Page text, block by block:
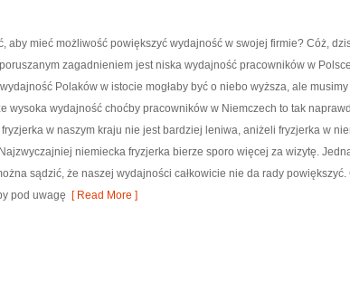
aby mieć możliwość powiększyć wydajność w swojej firmie? Cóż,
zagadnieniem jest niska wydajność pracowników w
Polaków w istocie mogłaby być o niebo wyższa, ale
wysoka wydajność choćby pracowników w Niemczech to tak
fryzjerka w naszym kraju nie jest bardziej leniwa, aniżeli fryzjerka w
niemiecka fryzjerka bierze sporo więcej za wizytę.
sądzić, że naszej wydajności całkowicie nie da rady powiększyć.
pod uwagę [ Read More ]